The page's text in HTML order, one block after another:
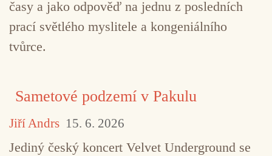
časy a jako odpověď na jednu z posledních
prací světlého myslitele a kongeniálního
tvůrce.
Sametové podzemí v Pakulu
Jiří Andrs 15. 6. 2026
Jediný český koncert Velvet Underground se